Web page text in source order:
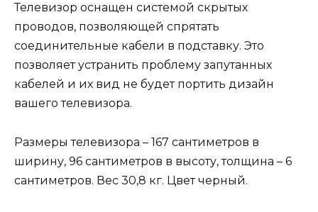
Телевизор оснащен системой скрытых
проводов, позволяющей спрятать
соединительные кабели в подставку. Это
позволяет устранить проблему запутанных
кабелей и их вид не будет портить дизайн
вашего телевизора.
Размеры телевизора – 167 сантиметров в
ширину, 96 сантиметров в высоту, толщина – 6
сантиметров. Вес 30,8 кг. Цвет черный.